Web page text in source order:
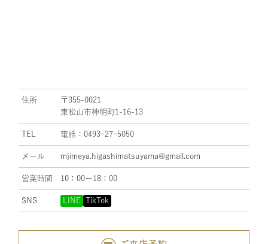
住所
〒355-0021
東松山市神明町1-16-13
TEL 電話：0493ｰ27ｰ5050
メール mjimeya.higashimatsuyama@gmail.com
営業時間 10：00ー18：00
SNS LINE TikTok